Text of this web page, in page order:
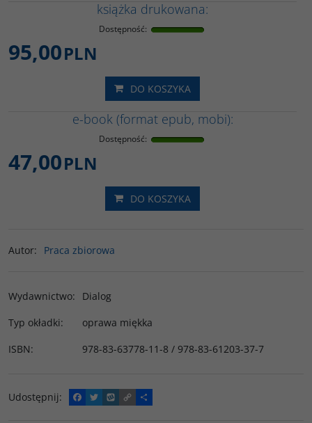
książka drukowana:
Dostępność:
95,00PLN
DO KOSZYKA
e-book (format epub, mobi):
Dostępność:
47,00PLN
DO KOSZYKA
Autor: Praca zbiorowa
Wydawnictwo:
Dialog
Typ okładki:
oprawa miękka
ISBN: 978-83-63778-11-8 / 978-83-61203-37-7
Udostępnij:
F
a
T
w
W
y
C
o
P
o